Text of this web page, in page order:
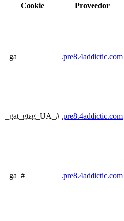
Cookie
Proveedor
_ga .pre8.4addictic.com
_gat_gtag_UA_# .pre8.4addictic.com
_ga_# .pre8.4addictic.com